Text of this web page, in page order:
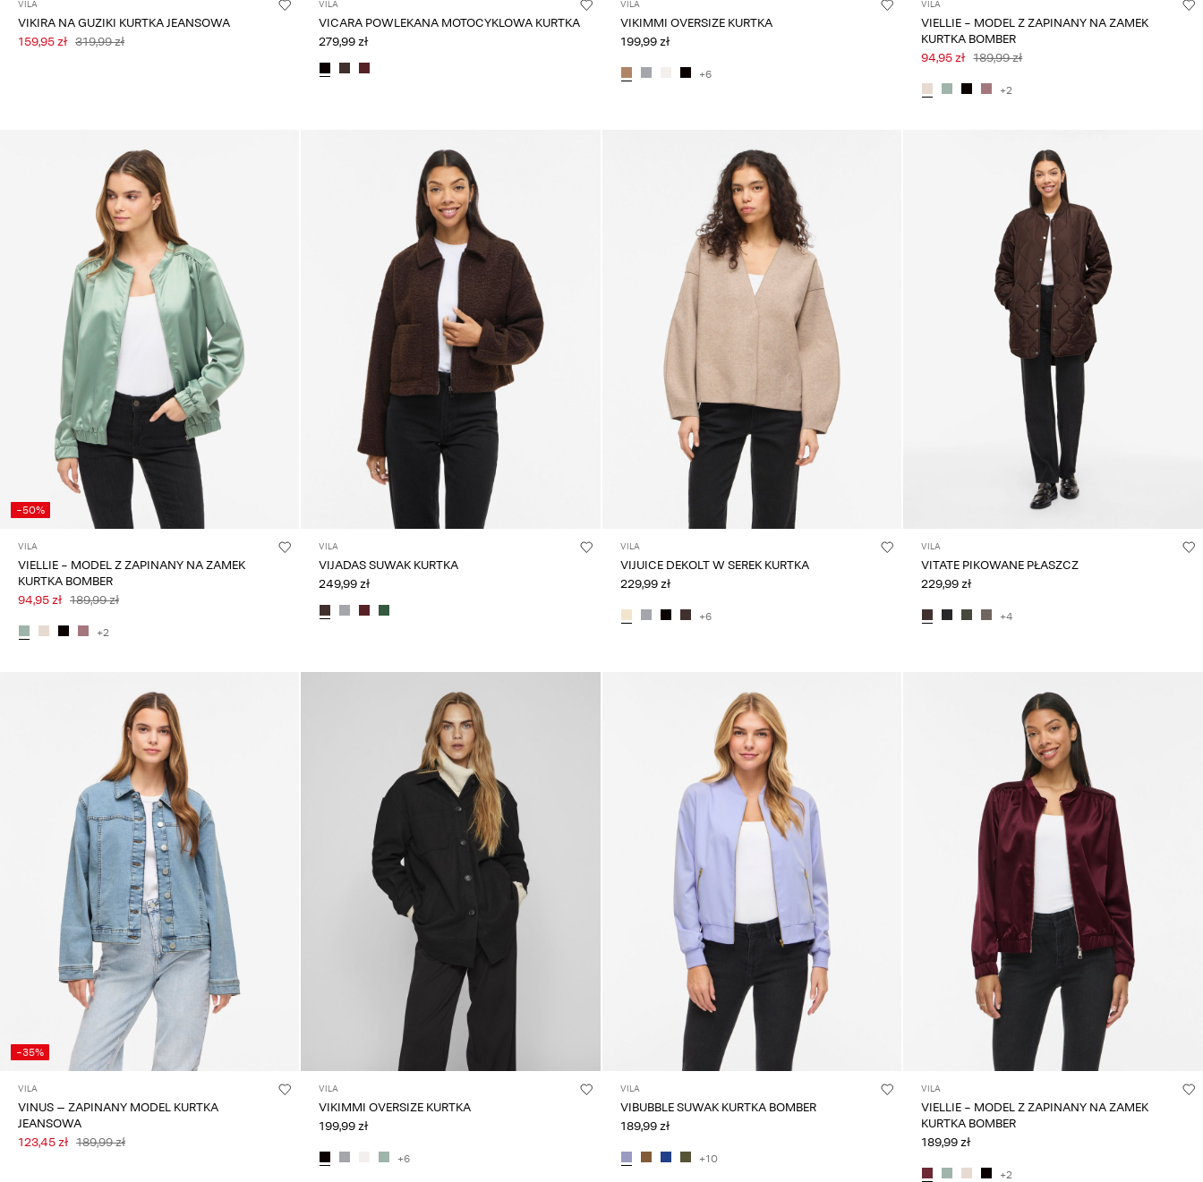
VILA
VIKIRA NA GUZIKI KURTKA JEANSOWA
159,95 zł 319,99 zł
VILA
VICARA POWLEKANA MOTOCYKLOWA KURTKA
279,99 zł
VILA
VIKIMMI OVERSIZE KURTKA
199,99 zł
+6
VILA
VIELLIE - MODEL Z ZAPINANY NA ZAMEK
KURTKA BOMBER
94,95 zł 189,99 zł
+2
-50%
VILA
VIELLIE - MODEL Z ZAPINANY NA ZAMEK
KURTKA BOMBER
94,95 zł 189,99 zł
+2
VILA
VIJADAS SUWAK KURTKA
249,99 zł
VILA
VIJUICE DEKOLT W SEREK KURTKA
229,99 zł
+6
VILA
VITATE PIKOWANE PŁASZCZ
229,99 zł
+4
-35%
VILA
VINUS – ZAPINANY MODEL KURTKA
JEANSOWA
123,45 zł 189,99 zł
VILA
VIKIMMI OVERSIZE KURTKA
199,99 zł
+6
VILA
VIBUBBLE SUWAK KURTKA BOMBER
189,99 zł
+10
VILA
VIELLIE - MODEL Z ZAPINANY NA ZAMEK
KURTKA BOMBER
189,99 zł
+2